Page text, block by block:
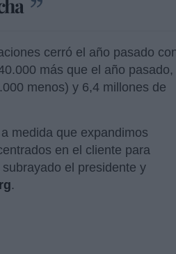
cerró el año pasado
más que el año pasado,
menos) y 6,4 millones de
medida que expandimos
en el cliente para
el presidente y
.